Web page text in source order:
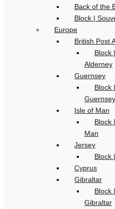
Back of the
Block |
Europe
British Post
Block
Alderney
Guernsey
Block
Guernsey
Isle of Man
Block
Man
Jersey
Block
Cyprus
Gibraltar
Block
Gibraltar